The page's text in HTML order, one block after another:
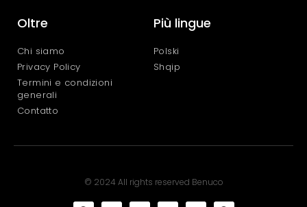
Oltre
Chi siamo
Privacy Policy
Termini e condizioni
generali
Contatto
Più lingue
Polski
Shqip
© 2024 All rights reserved Benuco